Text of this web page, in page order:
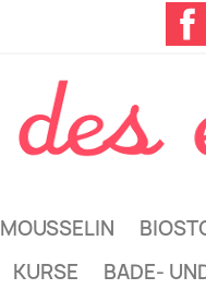
MOUSSELIN
KURSE BADE-